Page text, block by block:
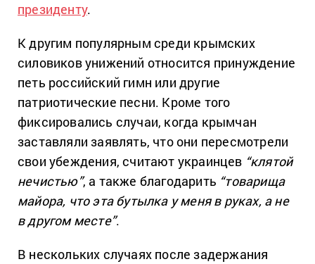
президенту.
К другим популярным среди крымских
силовиков унижений относится принуждение
петь российский гимн или другие
патриотические песни. Кроме того
фиксировались случаи, когда крымчан
заставляли заявлять, что они пересмотрели
свои убеждения, считают украинцев “клятой
нечистью”, а также благодарить “товарища
майора, что эта бутылка у меня в руках, а не
в другом месте”.
В нескольких случаях после задержания